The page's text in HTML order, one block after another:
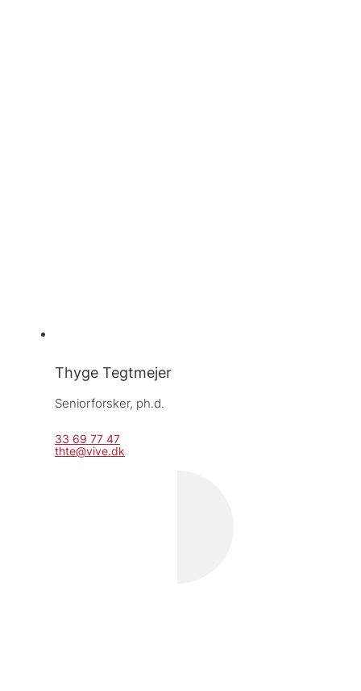
Thyge Tegtmejer
Seniorforsker, ph.d.
33 69 77 47
thte@vive.dk